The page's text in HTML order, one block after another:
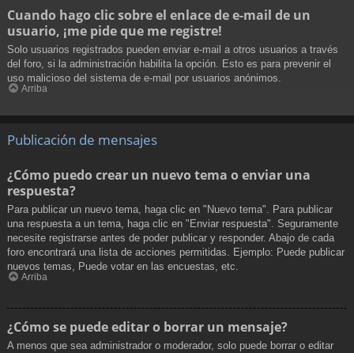
Cuando hago clic sobre el enlace de e-mail de un
usuario, ¡me pide que me registre!
Solo usuarios registrados pueden enviar e-mail a otros usuarios a través
del foro, si la administración habilita la opción. Esto es para prevenir el
uso malicioso del sistema de e-mail por usuarios anónimos.
Arriba
Publicación de mensajes
¿Cómo puedo crear un nuevo tema o enviar una
respuesta?
Para publicar un nuevo tema, haga clic en "Nuevo tema". Para publicar
una respuesta a un tema, haga clic en "Enviar respuesta". Seguramente
necesite registrarse antes de poder publicar y responder. Abajo de cada
foro encontrará una lista de acciones permitidas. Ejemplo: Puede publicar
nuevos temas, Puede votar en las encuestas, etc.
Arriba
¿Cómo se puede editar o borrar un mensaje?
A menos que sea administrador o moderador, solo puede borrar o editar